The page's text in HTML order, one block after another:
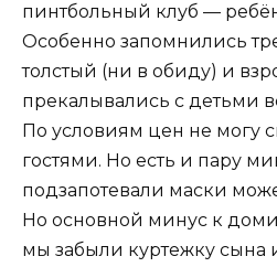
пинтбольный клуб —
Особенно запомнились
толстый (ни в обиду) и
прекалывались с детьми
По условиям цен не могу
гостями. Но есть и пару
подзапотевали маски
Но основной минус к
мы забыли куртежку сына